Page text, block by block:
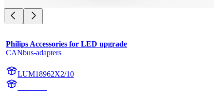
Philips Accessories for LED upgrade
CANbus-adapters
LUM18962X2/10